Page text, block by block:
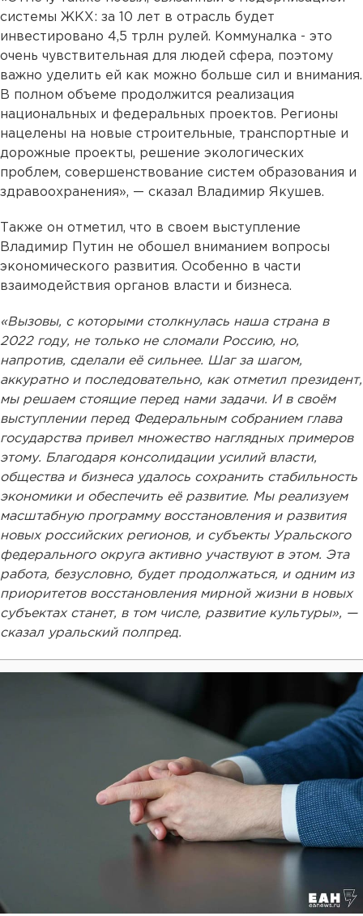
системы ЖКХ: за 10 лет в отрасль будет
инвестировано 4,5 трлн рулей. Коммуналка - это
очень чувствительная для людей сфера, поэтому
важно уделить ей как можно больше сил и внимания.
В полном объеме продолжится реализация
национальных и федеральных проектов. Регионы
нацелены на новые строительные, транспортные и
дорожные проекты, решение экологических
проблем, совершенствование систем образования и
здравоохранения», — сказал Владимир Якушев.
Также он отметил, что в своем выступление
Владимир Путин не обошел вниманием вопросы
экономического развития. Особенно в части
взаимодействия органов власти и бизнеса.
«Вызовы, с которыми столкнулась наша страна в
2022 году, не только не сломали Россию, но,
напротив, сделали её сильнее. Шаг за шагом,
аккуратно и последовательно, как отметил президент,
мы решаем стоящие перед нами задачи. И в своём
выступлении перед Федеральным собранием глава
государства привел множество наглядных примеров
этому. Благодаря консолидации усилий власти,
общества и бизнеса удалось сохранить стабильность
экономики и обеспечить её развитие. Мы реализуем
масштабную программу восстановления и развития
новых российских регионов, и субъекты Уральского
федерального округа активно участвуют в этом. Эта
работа, безусловно, будет продолжаться, и одним из
приоритетов восстановления мирной жизни в новых
субъектах станет, в том числе, развитие культуры», —
сказал уральский полпред.